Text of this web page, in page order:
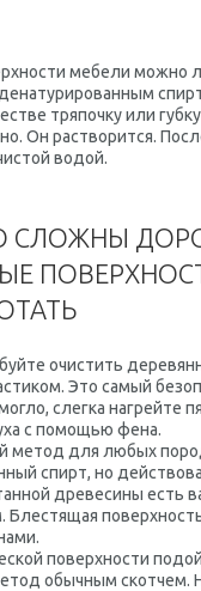
мебели можно
тряпочку или
Он растворится.
водой.
СЛОЖНЫ
очистить
Это самый
слегка нагрейте
с помощью фена.
метод для любых
спирт, но
древесины есть
Блестящая
поверхности
обычным скотчем.